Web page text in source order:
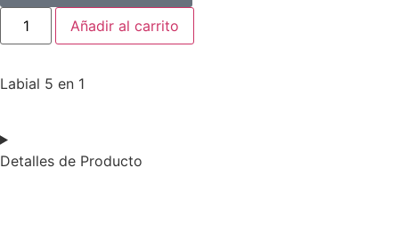
Añadir al carrito
Labial 5 en 1
Detalles de Producto